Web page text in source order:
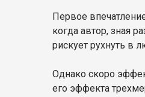
Первое
когда автор, зная
рискует рухнуть в
Однако скоро
его эффекта